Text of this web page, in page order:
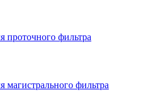
проточного фильтра
магистрального фильтра